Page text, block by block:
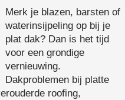
Merk je blazen, barsten of
waterinsijpeling op bij je
plat dak? Dan is het tijd
voor een grondige
vernieuwing.
Dakproblemen bij platte
roofing,